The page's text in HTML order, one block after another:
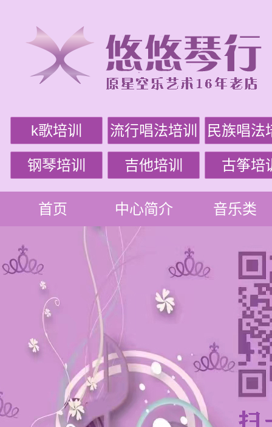
k歌培训 流行唱法培训 民族唱法
钢琴培训 吉他培训 古筝培
首页 中心简介 音乐类